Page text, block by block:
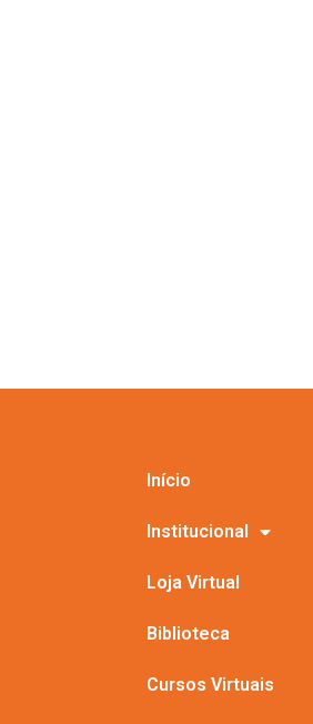
Início
Institucional
Loja Virtual
Biblioteca
Cursos Virtuais